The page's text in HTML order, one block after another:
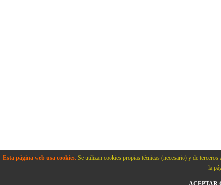
Esta página web usa cookies. Se utilizan cookies propias técnicas (necesario) y de
la
ACEPTAR